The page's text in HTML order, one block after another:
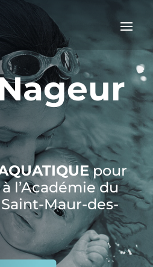
pour
l’Académie du
Maur-des-